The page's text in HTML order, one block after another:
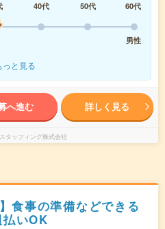
40代 50代
60代
男性
っと見る
へ進む 詳しく見る
タッフィング株式会社
食事の準備などできる
いOK